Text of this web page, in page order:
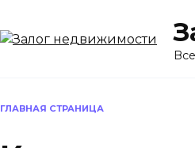
ГЛАВНАЯ СТРАНИЦА